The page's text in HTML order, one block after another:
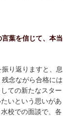
葉を信じて、本当
り返りますと、息
念ながら合格には
ての新たなスター
いという思いがあ
校での面談で、各